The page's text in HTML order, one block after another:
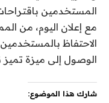
المستخدمين
الاحتفاظ
الوصول إلى ميزة
شارك هذا الموضوع: